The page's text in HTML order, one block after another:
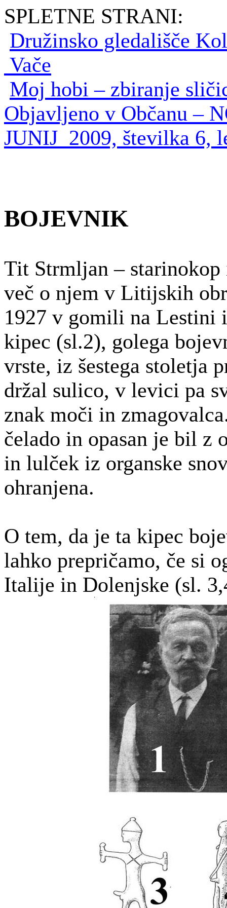
SPLETNE STRANI:
Družinsko gledališče
Vače
Moj hobi – zbiranje
Objavljeno v Občanu –
JUNIJ 2009, številka 6,
BOJEVNIK
Tit Strmljan – starinokop
več o njem v Litijskih
1927 v gomili na Lestini
kipec (sl.2), golega
vrste, iz šestega stoletja
držal sulico, v levici pa
znak moči in
čelado in opasan je bil z
in lulček iz organske
ohranjena.
O tem, da je ta kipec
lahko prepričamo, če si
Italije in Dolenjske (sl.